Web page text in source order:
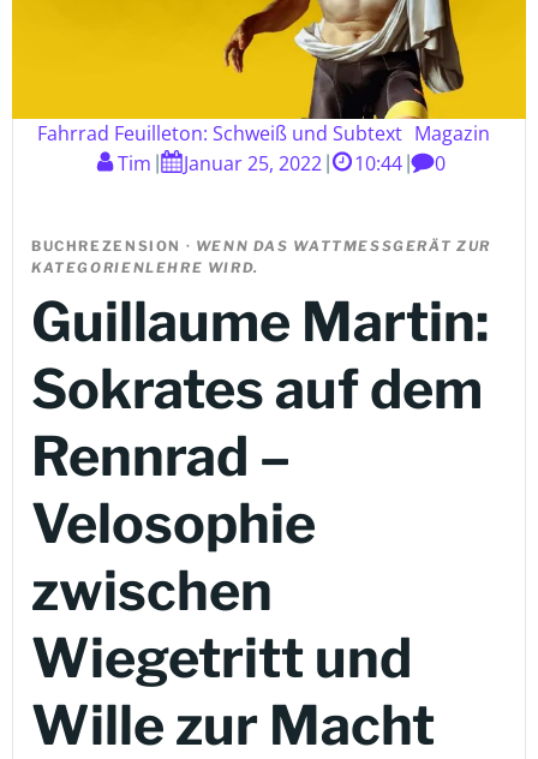
Fahrrad Feuilleton: Schweiß und Subtext Magazin
Tim
Januar 25, 2022 10:44 0
BUCHREZENSION · WENN DAS WATTMESSGERÄT ZUR
KATEGORIENLEHRE WIRD.
Guillaume Martin:
Sokrates auf dem
Rennrad –
Velosophie
zwischen
Wiegetritt und
Wille zur Macht